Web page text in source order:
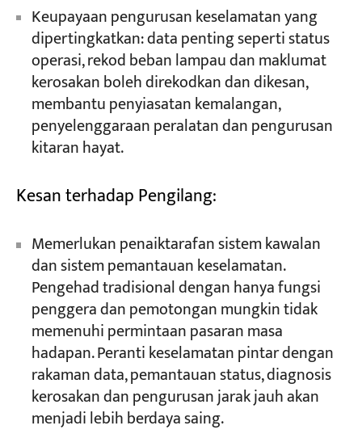
Keupayaan pengurusan keselamatan yang
dipertingkatkan: data penting seperti status
operasi, rekod beban lampau dan maklumat
kerosakan boleh direkodkan dan dikesan,
membantu penyiasatan kemalangan,
penyelenggaraan peralatan dan pengurusan
kitaran hayat.
Kesan terhadap Pengilang:
Memerlukan penaiktarafan sistem kawalan
dan sistem pemantauan keselamatan.
Pengehad tradisional dengan hanya fungsi
penggera dan pemotongan mungkin tidak
memenuhi permintaan pasaran masa
hadapan. Peranti keselamatan pintar dengan
rakaman data, pemantauan status, diagnosis
kerosakan dan pengurusan jarak jauh akan
menjadi lebih berdaya saing.